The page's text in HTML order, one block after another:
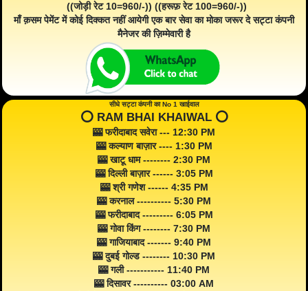
((जोड़ी रेट 10=960/-)) ((हरूफ़ रेट 100=960/-))
माँ क़सम पेमेंट में कोई दिक्कत नहीं आयेगी एक बार सेवा का मोका जरूर दे सट्टा कंपनी
मैनेजर की ज़िम्मेवारी है
सीधे सट्टा कंपनी का No 1 खाईवाल
⭕️ RAM BHAI KHAIWAL ⭕️
🎰 फरीदाबाद सवेरा --- 12:30 PM
🎰 कल्याण बाज़ार ---- 1:30 PM
🎰 खाटू धाम -------- 2:30 PM
🎰 दिल्ली बाज़ार ------ 3:05 PM
🎰 श्री गणेश ------ 4:35 PM
🎰 करनाल ---------- 5:30 PM
🎰 फरीदाबाद --------- 6:05 PM
🎰 गोवा किंग -------- 7:30 PM
🎰 गाजियाबाद ------- 9:40 PM
🎰 दुबई गोल्ड -------- 10:30 PM
🎰 गली ----------- 11:40 PM
🎰 दिसावर ---------- 03:00 AM